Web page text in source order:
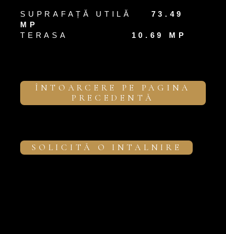
SUPRAFAȚĂ UTILĂ 73.49
MP
TERASA 10.69 MP
ÎNTOARCERE PE PAGINA
PRECEDENTĂ
SOLICITĂ O INTALNIRE